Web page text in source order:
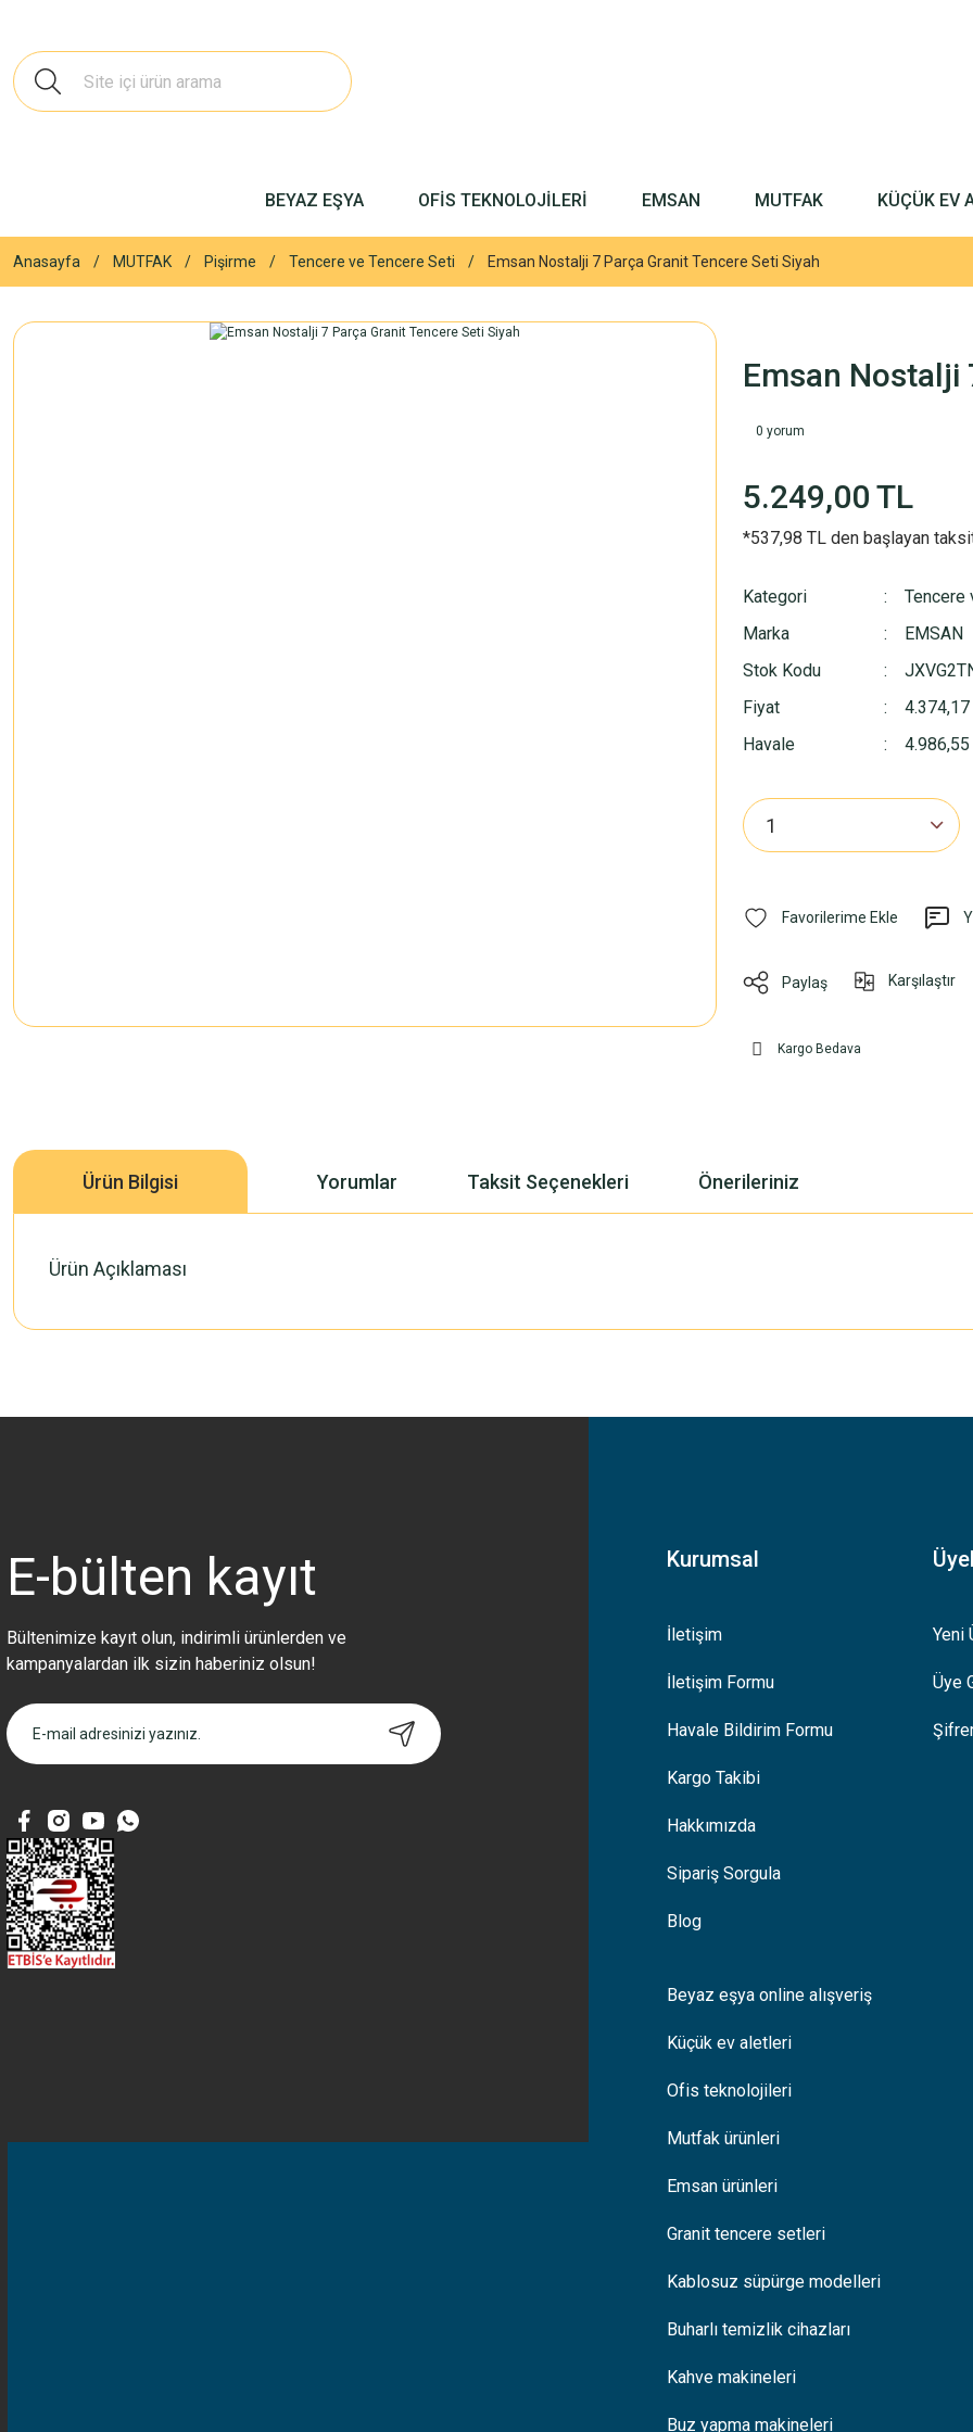
BEYAZ EŞYA OFİS TEKNOLOJİLERİ EMSAN MUTFAK KÜÇÜK EV
Anasayfa MUTFAK Pişirme Tencere ve Tencere Seti Emsan Nostalji 7 Parça Granit Tencere Seti Siyah
Emsan Nostalji
0 yorum
5.249,00 TL
*537,98 TL den başlayan
Kategori
Tencere
Marka
EMSAN
Stok Kodu
Fiyat
Havale
Paylaş Karşılaştır
Kargo Bedava
Ürün Bilgisi Yorumlar Taksit Seçenekleri Önerileriniz
Ürün Açıklaması
Bu ürüne ilk yorumu siz yapın!
Bu ürüne benzer farklı alternatifler olmalı.
Gönder
E-bülten kayıt
Bültenimize kayıt olun, indirimli ürünlerden ve
kampanyalardan ilk sizin haberiniz olsun!
Kurumsal
İletişim
İletişim Formu
Havale Bildirim Formu
Kargo Takibi
Hakkımızda
Sipariş Sorgula
Blog
Yeni
Üye
Beyaz eşya online alışveriş
Küçük ev aletleri
Ofis teknolojileri
Mutfak ürünleri
Emsan ürünleri
Granit tencere setleri
Kablosuz süpürge modelleri
Buharlı temizlik cihazları
Kahve makineleri
Buz yapma makineleri